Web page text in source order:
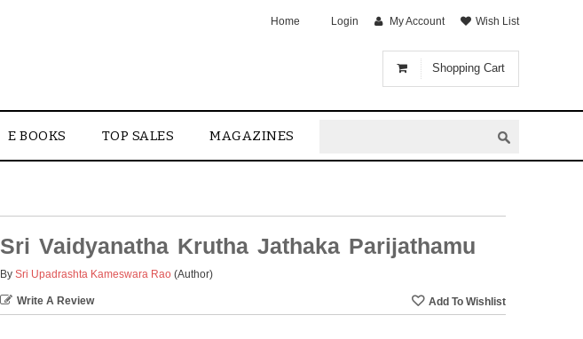
Shopping Cart
Home Login My Account Wish List
E BOOKS TOP SALES MAGAZINES
Sri Vaidyanatha Krutha Jathaka Parijathamu
By Sri Upadrashta Kameswara Rao (Author)
Write A Review